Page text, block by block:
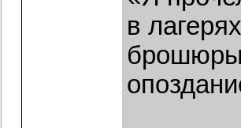
в
брошюры